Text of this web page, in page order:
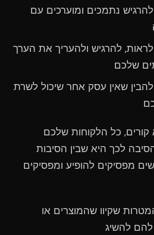
נתמכים ומוערכים עם
להרגיש ולהעריך את הערך
שלכם
שאין עסק אחר שיכול לשרת
כל הלקוחות שלכם
לכך היא שבין הסיבות
מפסיקים להופיע ומפסיקים
שקיוו שהמוצרים או
להם להשיג